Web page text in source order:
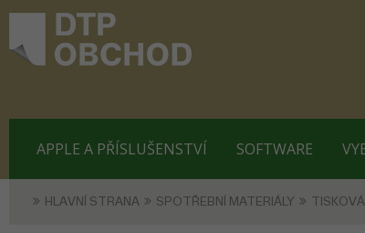
APPLE A PŘÍSLUŠENSTVÍ SOFTWARE
HLAVNÍ STRANA SPOTŘEBNÍ MATERIÁLY